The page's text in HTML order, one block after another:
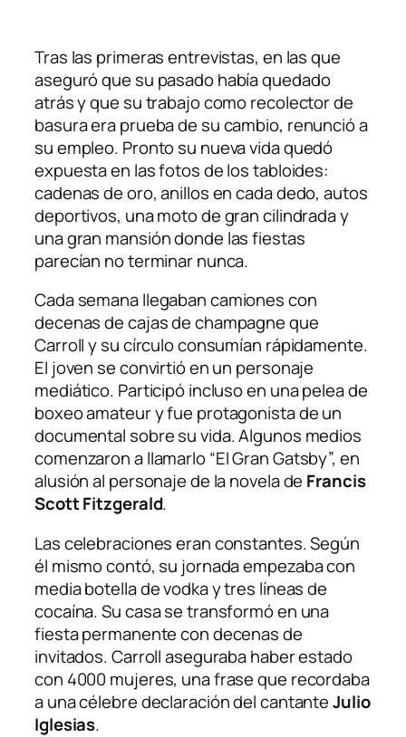
Tras las primeras entrevistas, en las que
aseguró que su pasado había quedado
atrás y que su trabajo como recolector de
basura era prueba de su cambio, renunció a
su empleo. Pronto su nueva vida quedó
expuesta en las fotos de los tabloides:
cadenas de oro, anillos en cada dedo, autos
deportivos, una moto de gran cilindrada y
una gran mansión donde las fiestas
parecían no terminar nunca.
Cada semana llegaban camiones con
decenas de cajas de champagne que
Carroll y su círculo consumían rápidamente.
El joven se convirtió en un personaje
mediático. Participó incluso en una pelea de
boxeo amateur y fue protagonista de un
documental sobre su vida. Algunos medios
comenzaron a llamarlo “El Gran Gatsby”, en
alusión al personaje de la novela de Francis
Scott Fitzgerald.
Las celebraciones eran constantes. Según
él mismo contó, su jornada empezaba con
media botella de vodka y tres líneas de
cocaína. Su casa se transformó en una
fiesta permanente con decenas de
invitados. Carroll aseguraba haber estado
con 4000 mujeres, una frase que recordaba
a una célebre declaración del cantanteJulio
Iglesias.